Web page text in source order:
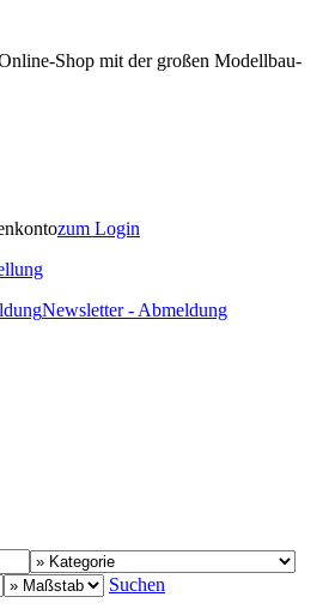
Shop mit der großen Modellbau-
zum Login
Newsletter - Abmeldung
Suchen